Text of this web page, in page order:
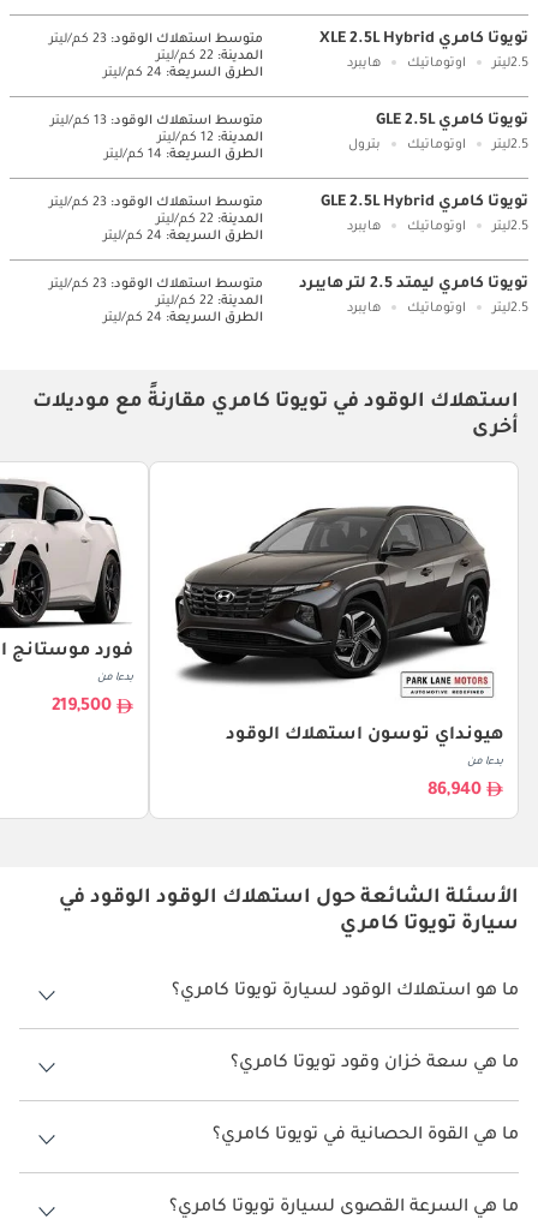
تويوتا كامري XLE 2.5L Hybrid
2.5ليتر اوتوماتيك هايبرد
متوسط ​​استهلاك الوقود: 23 كم/ليتر
المدينة: 22 كم/ليتر
الطرق السريعة: 24 كم/ليتر
تويوتا كامري GLE 2.5L
2.5ليتر اوتوماتيك بترول
متوسط ​​استهلاك الوقود: 13 كم/ليتر
المدينة: 12 كم/ليتر
الطرق السريعة: 14 كم/ليتر
تويوتا كامري GLE 2.5L Hybrid
2.5ليتر اوتوماتيك هايبرد
متوسط ​​استهلاك الوقود: 23 كم/ليتر
المدينة: 22 كم/ليتر
الطرق السريعة: 24 كم/ليتر
تويوتا كامري ليمتد 2.5 لتر هايبرد
2.5ليتر اوتوماتيك هايبرد
متوسط ​​استهلاك الوقود: 23 كم/ليتر
المدينة: 22 كم/ليتر
الطرق السريعة: 24 كم/ليتر
استهلاك الوقود في تويوتا كامري مقارنةً مع موديلات
أخرى
هيونداي توسون استهلاك الوقود
بدءا من
86,940
فورد موستانج
بدءا من
219,500
الأسئلة الشائعة حول استهلاك الوقود الوقود في
سيارة تويوتا كامري
ما هو استهلاك الوقود لسيارة تويوتا كامري؟
يتراوح استهلاك الوقود لسيارة تويوتا كامري بين 12 كم/ليتر - 22 كم/ليتر.
ما هي سعة خزان وقود تويوتا كامري؟
سعة خزان وقود تويوتا كامري 50 ليتر - 60 ليتر.
ما هي القوة الحصانية في تويوتا كامري؟
تنتج تويوتا كامري قوة 184 حصان - 201 حصان.
ما هي السرعة القصوى لسيارة تويوتا كامري؟